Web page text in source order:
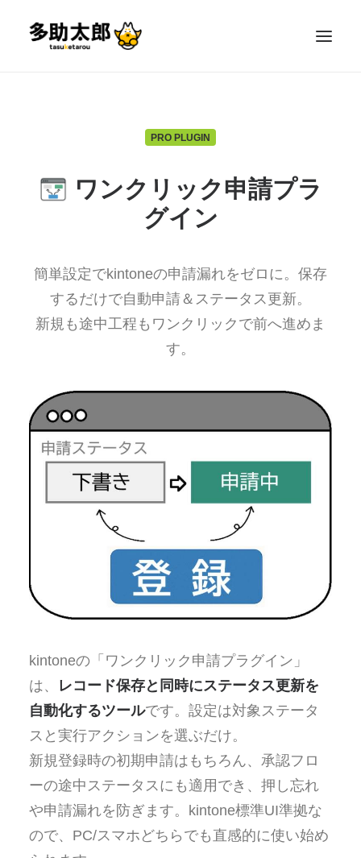
PRO PLUGIN
ワンクリック申請プラ
グイン
簡単設定でkintoneの申請漏れをゼロに。保存
するだけで自動申請＆ステータス更新。
新規も途中工程もワンクリックで前へ進めま
す。
kintoneの「ワンクリック申請プラグイン」
は、 レコード保存と同時にステータス更新を
自動化するツールです。設定は対象ステータ
スと実行アクションを選ぶだけ。
新規登録時の初期申請はもちろん、承認フロ
ーの途中ステータスにも適用でき、押し忘れ
や申請漏れを防ぎます。kintone標準UI準拠な
ので、PC/スマホどちらでも直感的に使い始め